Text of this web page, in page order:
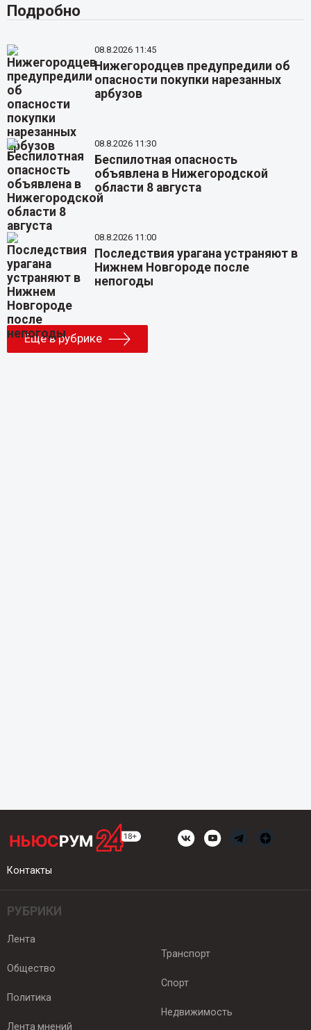
Подробно
08.8.2026 11:45
Нижегородцев предупредили об
опасности покупки нарезанных
арбузов
08.8.2026 11:30
Беспилотная опасность
объявлена в Нижегородской
области 8 августа
08.8.2026 11:00
Последствия урагана устраняют в
Нижнем Новгороде после
непогоды
Еще в рубрике
Контакты
РУБРИКИ
Лента
Общество
Политика
Лента мнений
Транспорт
Спорт
Недвижимость